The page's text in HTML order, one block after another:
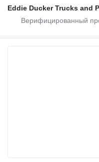
Eddie Ducker Trucks and